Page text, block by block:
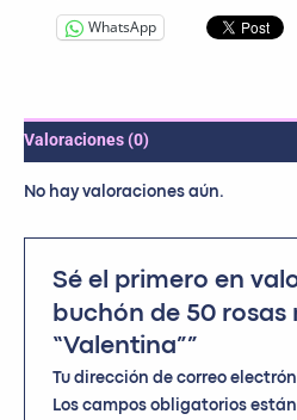
WhatsApp
Valoraciones (0)
No hay valoraciones aún.
Sé el primero en
buchón de 50 rosas
“Valentina””
Tu dirección de correo
Los campos obligatorios